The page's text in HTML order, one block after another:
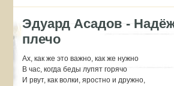
Эдуард Асадов -
плечо
Ах, как же это важно, как же нужно
В час, когда беды лупят горячо
И рвут, как волки, яростно и дружно,